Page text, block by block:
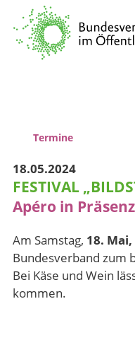
Verband
Vernetzung &
Termine
18.05.2024
FESTIVAL
Apéro in Präsenz
Am Samstag, 18.
Bundesverband zum
Bei Käse und Wein
kommen.